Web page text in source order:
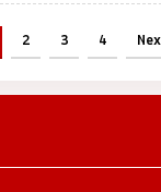
2 3 4